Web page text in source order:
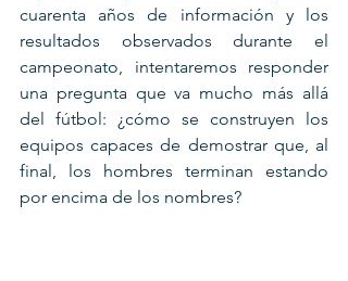
cuarenta años de información y los
resultados observados durante el
campeonato, intentaremos responder
una pregunta que va mucho más allá
del fútbol: ¿cómo se construyen los
equipos capaces de demostrar que, al
final, los hombres terminan estando
por encima de los nombres?